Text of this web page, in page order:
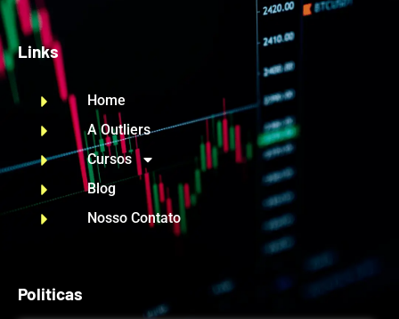
Links
Home
A Outliers
Cursos
Blog
Nosso Contato
Politicas